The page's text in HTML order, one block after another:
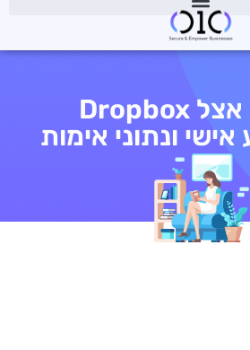
פריצת מידע אצל Dropbox
ונתוני אימות